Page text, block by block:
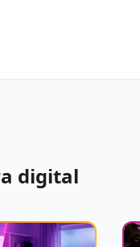
digital